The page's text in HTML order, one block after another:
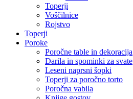
Toperji
Voščilnice
Rojstvo
Toperji
Poroke
Poročne table in dekoracija
Darila in spominki za svate
Leseni naprsni šopki
Toperji za poročno torto
Poročna vabila